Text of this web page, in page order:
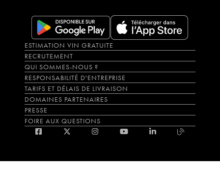
ESTIMATION VIN GRATUITE
RECRUTEMENT
QUI SOMMES-NOUS ?
RESPONSABILITÉ D'ENTREPRISE
TARIFS ET DÉLAIS DE LIVRAISON
DOMAINES PARTENAIRES
PRESSE
FOIRE AUX QUESTIONS